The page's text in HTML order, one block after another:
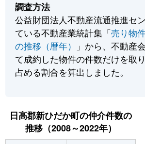
調査方法
公益財団法人不動産流通推進セ
ている不動産業統計集「売り物
の推移（暦年）
」から、不動産
て成約した物件の件数だけを取
占める割合を算出しました。
日高郡新ひだか町の仲介件数の
推移（2008～2022年）